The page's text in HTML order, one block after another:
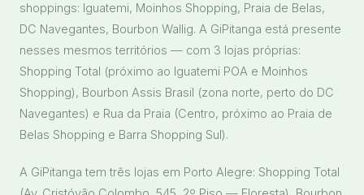
shoppings: Iguatemi, Moinhos Shopping, Praia de Belas,
DC Navegantes, Bourbon Wallig. A GiPitanga está presente
nesses mesmos territórios — com 3 lojas próprias:
Shopping Total (próximo ao Iguatemi POA e Moinhos
Shopping), Bourbon Assis Brasil (zona norte, perto do DC
Navegantes) e Rua da Praia (Centro, próximo ao Praia de
Belas Shopping e Barra Shopping Sul).
A GiPitanga tem três lojas em Porto Alegre: Shopping Total